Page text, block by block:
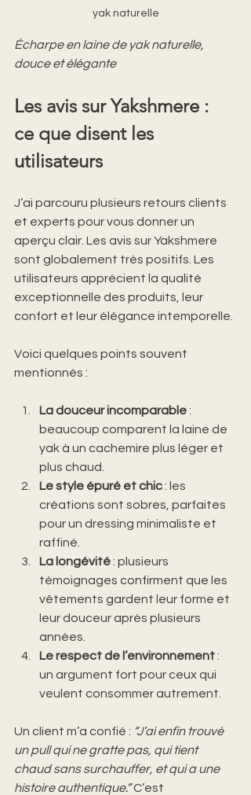
yak naturelle
Écharpe en laine de yak naturelle,
douce et élégante
Les avis sur Yakshmere :
ce que disent les
utilisateurs
J’ai parcouru plusieurs retours clients
et experts pour vous donner un
aperçu clair. Les avis sur Yakshmere
sont globalement très positifs. Les
utilisateurs apprécient la qualité
exceptionnelle des produits, leur
confort et leur élégance intemporelle.
Voici quelques points souvent
mentionnés :
La douceur incomparable :
beaucoup comparent la laine de
yak à un cachemire plus léger et
plus chaud.
Le style épuré et chic : les
créations sont sobres, parfaites
pour un dressing minimaliste et
raffiné.
La longévité : plusieurs
témoignages confirment que les
vêtements gardent leur forme et
leur douceur après plusieurs
années.
Le respect de l’environnement :
un argument fort pour ceux qui
veulent consommer autrement.
Un client m’a confié : “J’ai enfin trouvé
un pull qui ne gratte pas, qui tient
chaud sans surchauffer, et qui a une
histoire authentique.” C’est